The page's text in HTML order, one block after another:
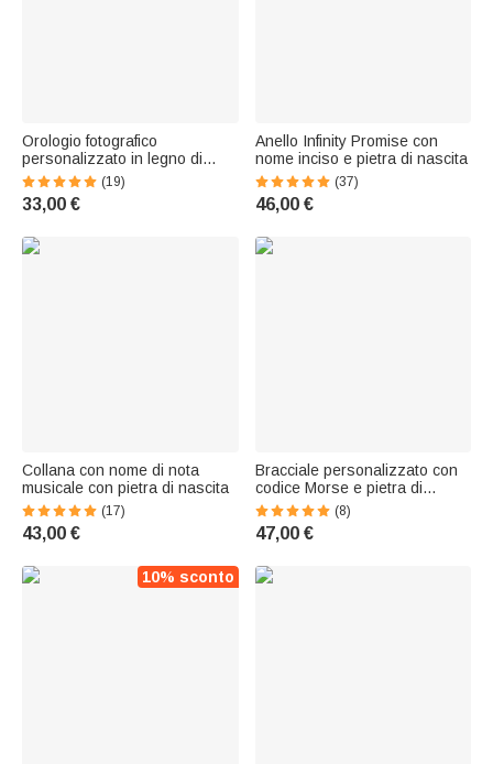
Orologio fotografico
personalizzato in legno di
bambù inciso con testo Regalo
di compleanno per donne e
uomini
(19)
33,00 €
Anello Infinity Promise con
nome inciso e pietra di nascita
(37)
46,00 €
Collana con nome di nota
musicale con pietra di nascita
(17)
43,00 €
Bracciale personalizzato con
codice Morse e pietra di
nascita stile minimalista
accessorio elegante regalo
per donne
(8)
47,00 €
10% sconto